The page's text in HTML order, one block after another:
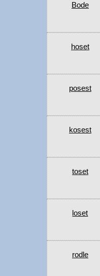
Bode
hoset
posest
kosest
toset
loset
rodle